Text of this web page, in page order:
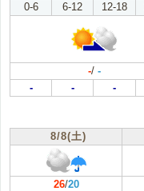
胆振地方(室蘭)
渡島地方(函館)
0-6
6-12 12-18
-/ -
-
- -
8/8(土)
26/20